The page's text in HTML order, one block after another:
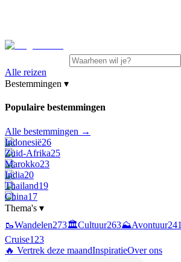
Alle reizen
Bestemmingen ▾
Populaire bestemmingen
Alle bestemmingen →
Indonesië26
Zuid-Afrika25
Marokko23
India20
Thailand19
China17
Thema's ▾
🥾Wandelen273🏛️Cultuur263⛰️Avontuur241
Cruise123
🔥 Vertrek deze maandInspiratieOver ons